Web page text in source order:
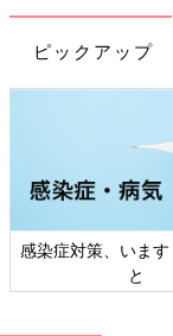
ピックアップ
、いますぐできるこ